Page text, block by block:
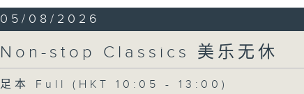
05/08/2026
Non-stop Classics 美乐无休
足本 Full (HKT 10:05 - 13:00)